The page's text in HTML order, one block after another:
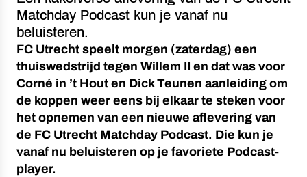
Matchday Podcast kun je vanaf nu
beluisteren.
FC Utrecht speelt morgen (zaterdag) een
thuiswedstrijd tegen Willem II en dat was voor
Corné in ’t Hout en Dick Teunen aanleiding om
de koppen weer eens bij elkaar te steken voor
het opnemen van een nieuwe aflevering van
de FC Utrecht Matchday Podcast. Die kun je
vanaf nu beluisteren op je favoriete Podcast-
player.